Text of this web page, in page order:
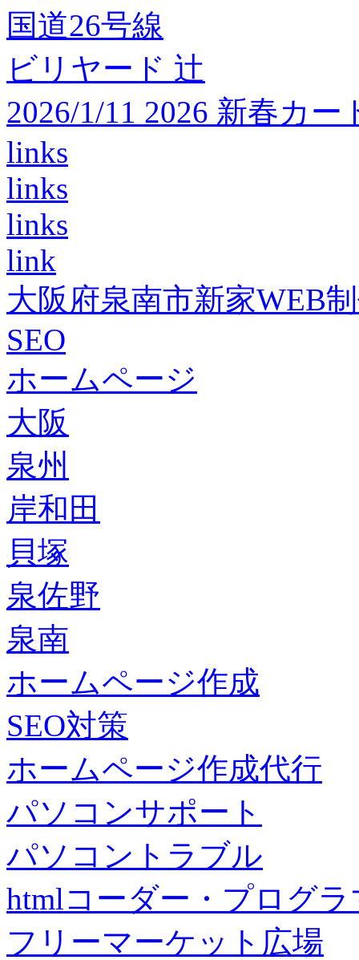
国道26号線
ビリヤード 辻
2026/1/11 2026 新春カ
links
links
links
link
大阪府泉南市新家WEB
SEO
ホームページ
大阪
泉州
岸和田
貝塚
泉佐野
泉南
ホームページ作成
SEO対策
ホームページ作成代行
パソコンサポート
パソコントラブル
htmlコーダー・プログラ
フリーマーケット広場